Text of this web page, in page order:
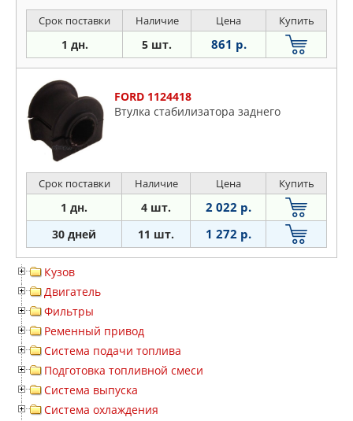
Срок поставки Наличие Цена Купить
1 дн. 5 шт. 861 р.
FORD 1124418
Bтyлкa cтaбилизaтopa зaднeгo
Срок поставки Наличие Цена Купить
1 дн. 4 шт. 2 022 р.
30 дней 11 шт. 1 272 р.
Кузов
Двигатель
Фильтры
Ременный привод
Система подачи топлива
Подготовка топливной смеси
Система выпуска
Система охлаждения